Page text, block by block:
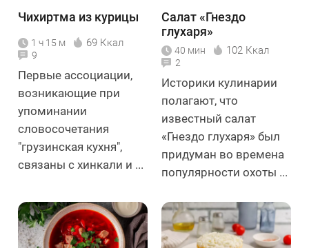
Чихиртма из курицы
1 ч 15 м 69 Ккал
9
Первые ассоциации,
возникающие при
упоминании
словосочетания
"грузинская кухня",
связаны с хинкали и ...
Салат «Гнездо
глухаря»
40 мин 102 Ккал
2
Историки кулинарии
полагают, что
известный салат
«Гнездо глухаря» был
придуман во времена
популярности охоты ...